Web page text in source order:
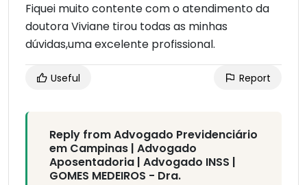
Fiquei muito contente com o atendimento da
doutora Viviane tirou todas as minhas
dúvidas,uma excelente profissional.
Useful Report
Reply from Advogado Previdenciário
em Campinas | Advogado
Aposentadoria | Advogado INSS |
GOMES MEDEIROS - Dra.